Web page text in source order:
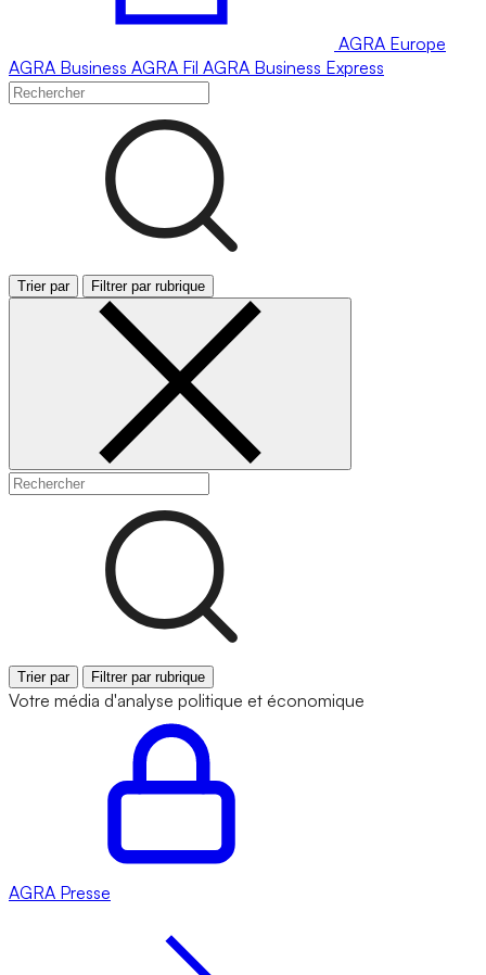
AGRA Europe
AGRA Business AGRA Fil AGRA Business Express
Trier par Filtrer par rubrique
Trier par Filtrer par rubrique
Votre média d'analyse politique et économique
AGRA Presse